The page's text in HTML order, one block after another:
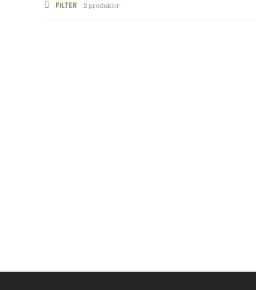
FILTER 2 produkter